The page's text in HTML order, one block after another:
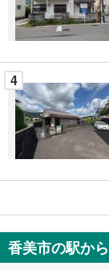
る
4
香美市の駅か